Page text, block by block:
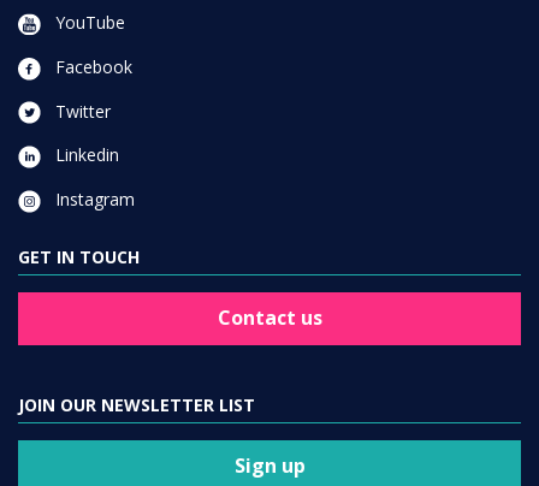
YouTube
Facebook
Twitter
Linkedin
Instagram
GET IN TOUCH
Contact us
JOIN OUR NEWSLETTER LIST
Sign up